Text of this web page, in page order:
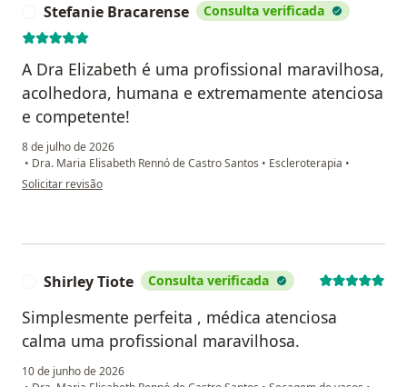
Stefanie Bracarense Consulta verificada
A Dra Elizabeth é uma profissional maravilhosa,
acolhedora, humana e extremamente atenciosa
e competente!
8 de julho de 2026
• Dra. Maria Elisabeth Rennó de Castro Santos • Escleroterapia •
na opinião do utilizador Stefanie Bracarense
Solicitar revisão
Shirley Tiote Consulta verificada
Simplesmente perfeita , médica atenciosa
calma uma profissional maravilhosa.
10 de junho de 2026